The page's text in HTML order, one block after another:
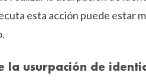
esta acción puede estar
la usurpación de